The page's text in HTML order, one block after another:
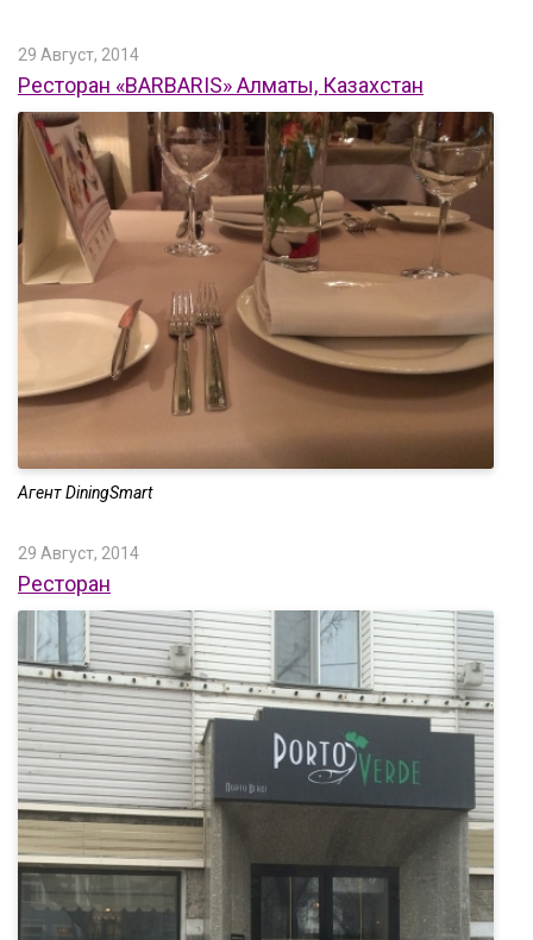
29 Август, 2014
Ресторан «BARBARIS» Алматы, Казахстан
Агент DiningSmart
29 Август, 2014
Ресторан